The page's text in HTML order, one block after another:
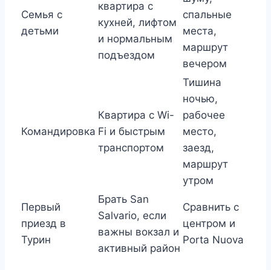
Семья с
детьми
квартира с
кухней, лифтом
и нормальным
подъездом
спальные
места,
маршрут
вечером
Командировка
Квартира с Wi-
Fi и быстрым
транспортом
Тишина
ночью,
рабочее
место,
заезд,
маршрут
утром
Первый
приезд в
Турин
Брать San
Salvario, если
важны вокзал и
активный район
Сравнить с
центром и
Porta Nuova